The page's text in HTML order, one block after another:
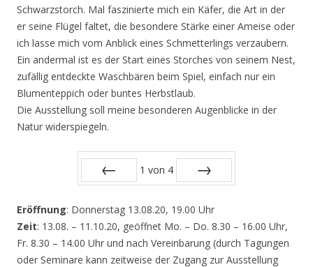
Schwarzstorch. Mal faszinierte mich ein Käfer, die Art in der
er seine Flügel faltet, die besondere Stärke einer Ameise oder
ich lasse mich vom Anblick eines Schmetterlings verzaubern.
Ein andermal ist es der Start eines Storches von seinem Nest,
zufällig entdeckte Waschbären beim Spiel, einfach nur ein
Blumenteppich oder buntes Herbstlaub.
Die Ausstellung soll meine besonderen Augenblicke in der
Natur widerspiegeln.
1 von 4
Eröffnung: Donnerstag 13.08.20, 19.00 Uhr
Zeit: 13.08. – 11.10.20, geöffnet Mo. – Do. 8.30 – 16.00 Uhr,
Fr. 8.30 – 14.00 Uhr und nach Vereinbarung (durch Tagungen
oder Seminare kann zeitweise der Zugang zur Ausstellung